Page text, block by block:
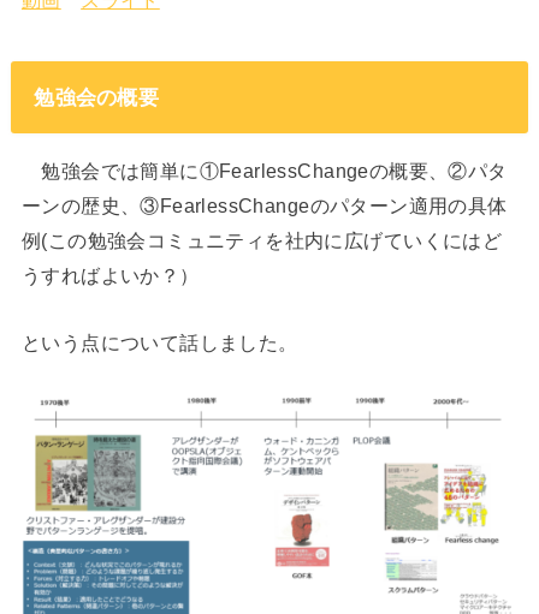
勉強会の概要
勉強会では簡単に①FearlessChangeの概要、②パタ
ーンの歴史、③FearlessChangeのパターン適用の具体
例(この勉強会コミュニティを社内に広げていくにはど
うすればよいか？）
という点について話しました。